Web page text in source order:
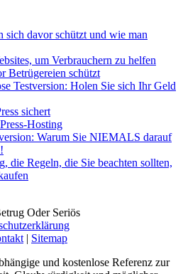
sich davor schützt und wie man
um Verbrauchern zu helfen
Betrügereien schützt
Testversion: Holen Sie sich Ihr Geld
sichert
Hosting
Warum Sie NIEMALS darauf
die Regeln, die Sie beachten sollten,
Oder Seriös
| Sitemap
und kostenlose Referenz zur